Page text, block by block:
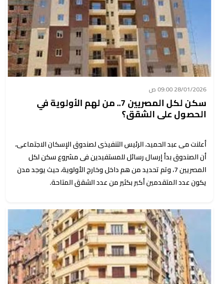
28/01/2026 09:00 ص
سكن لكل المصريين 7.. من لهم الأولوية في
الحصول على الشقق؟
أعلنت مى عبد الحميد، الرئيس التنفيذى لصندوق الإسكان الاجتماعى،
أن الصندوق بدأ إرسال رسائل للمستفيدين فى مشروع سكن لكل
المصريين 7، وتم تحديد من هم داخل وخارج الأولوية، حيث يوجد مدن
يكون عدد المتقدمين أكبر بكثير من عدد الشقق المتاحة.